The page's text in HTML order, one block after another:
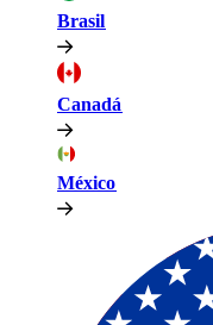
Brasil​​
Canadá​​
México​​